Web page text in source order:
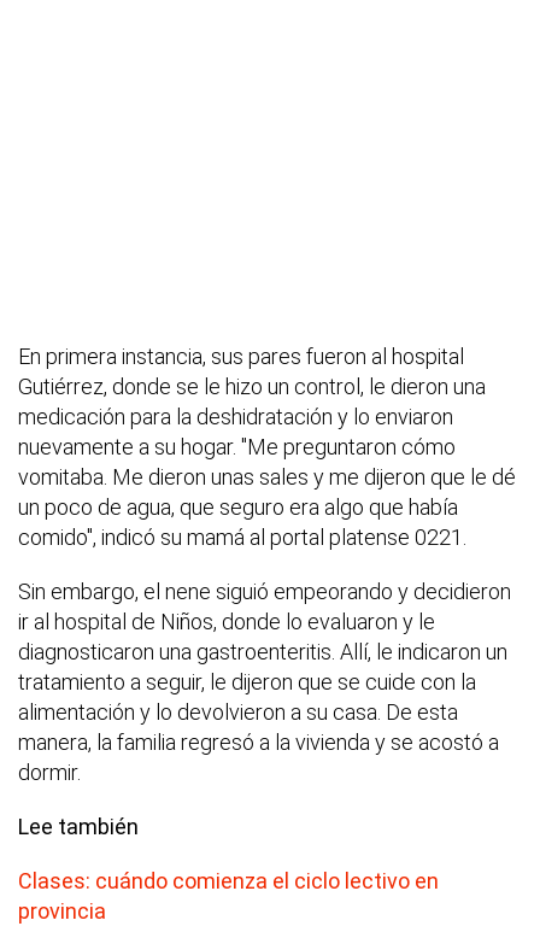
En primera instancia, sus pares fueron al hospital
Gutiérrez, donde se le hizo un control, le dieron una
medicación para la deshidratación y lo enviaron
nuevamente a su hogar. "Me preguntaron cómo
vomitaba. Me dieron unas sales y me dijeron que le dé
un poco de agua, que seguro era algo que había
comido", indicó su mamá al portal platense 0221.
Sin embargo, el nene siguió empeorando y decidieron
ir al hospital de Niños, donde lo evaluaron y le
diagnosticaron una gastroenteritis. Allí, le indicaron un
tratamiento a seguir, le dijeron que se cuide con la
alimentación y lo devolvieron a su casa. De esta
manera, la familia regresó a la vivienda y se acostó a
dormir.
Lee también
Clases: cuándo comienza el ciclo lectivo en
provincia